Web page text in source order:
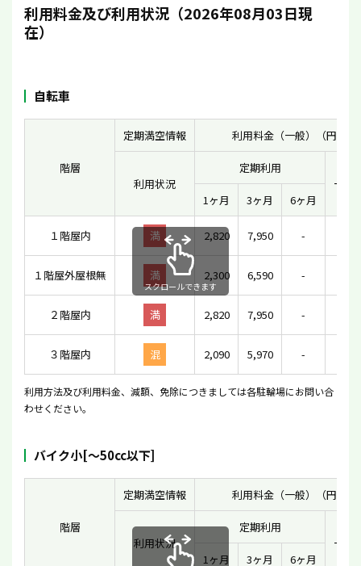
利用料金及び利用状況（2026年08月03日現
在）
自転車
階層
定期満空情報 利用料金（一般）（円）
利用状況
定期利用
一時
1ヶ月
3ヶ月 6ヶ月
１階屋内 満 2,820 7,950 -
１階屋外屋根無 満 2,300 6,590 -
２階屋内 満 2,820 7,950 -
３階屋内 混 2,090 5,970 -
スクロールできます
利用方法及び利用料金、減額、免除につきましては各駐輪場にお問い合
わせください。
バイク小[〜50cc以下]
階層
定期満空情報 利用料金（一般）（円）
利用状況
定期利用
一時
1ヶ月
3ヶ月 6ヶ月